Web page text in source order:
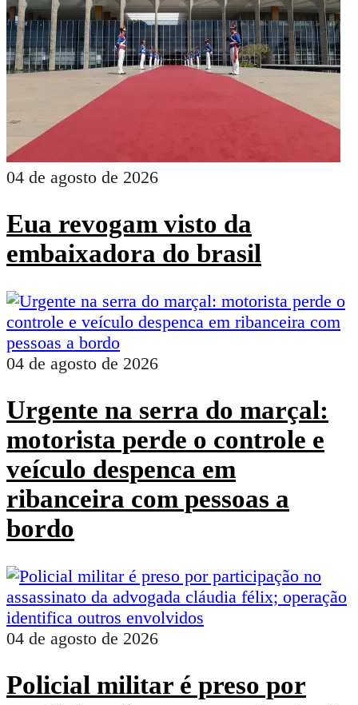
04 de agosto de 2026
Eua revogam visto da
embaixadora do brasil
04 de agosto de 2026
Urgente na serra do marçal:
motorista perde o controle e
veículo despenca em
ribanceira com pessoas a
bordo
04 de agosto de 2026
Policial militar é preso por